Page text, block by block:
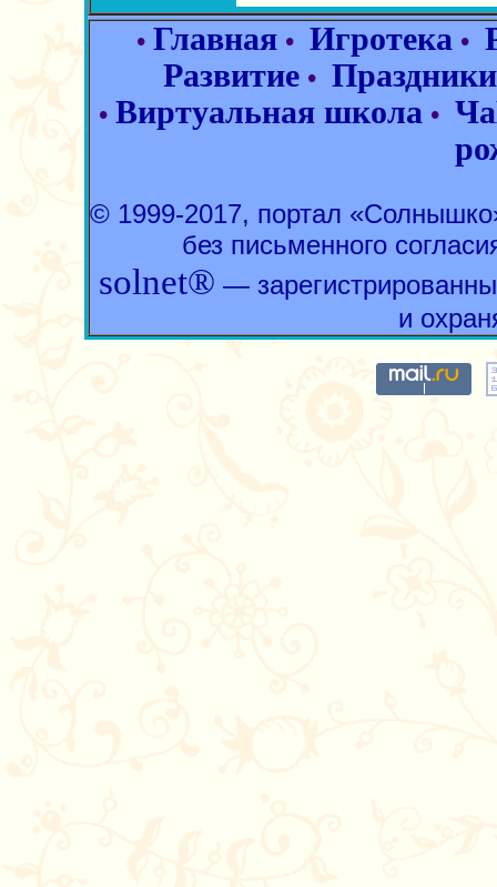
• Главная • Игротека •
Развитие• Праздники
• Виртуальная школа •
© 1999-2017, портал
без письменного
solnet® —
и